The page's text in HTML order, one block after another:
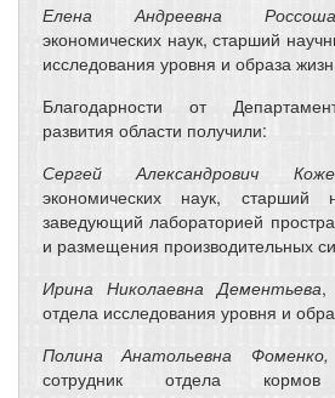
Елена Андреевна
экономических наук, старший
исследования уровня и образа
Благодарности от
развития области получили:
Сергей Александрович
экономических наук, старший
заведующий лабораторией
и размещения производительных
Ирина Николаевна Дементьева,
отдела исследования уровня и
Полина Анатольевна Фоменко,
сотрудник отдела